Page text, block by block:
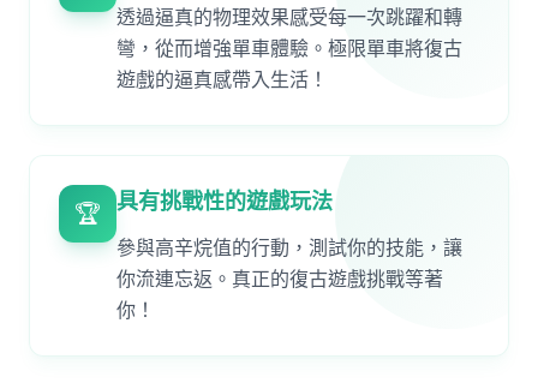
透過逼真的物理效果感受每一次跳躍和轉
彎，從而增強單車體驗。極限單車將復古
遊戲的逼真感帶入生活！
🏆 具有挑戰性的遊戲玩法
參與高辛烷值的行動，測試你的技能，讓
你流連忘返。真正的復古遊戲挑戰等著
你！